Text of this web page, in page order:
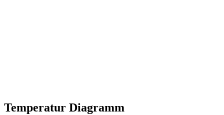
Temperatur Diagramm